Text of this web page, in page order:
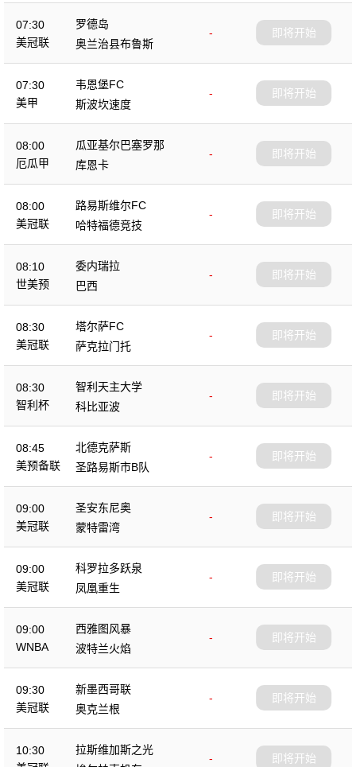
07:30
美冠联
罗德岛
-
奥兰治县布鲁斯
即将开始
07:30
美甲
韦恩堡FC
-
斯波坎速度
即将开始
08:00
厄瓜甲
瓜亚基尔巴塞罗那
-
库恩卡
即将开始
08:00
美冠联
路易斯维尔FC
-
哈特福德竞技
即将开始
08:10
世美预
委内瑞拉
-
巴西
即将开始
08:30
美冠联
塔尔萨FC
-
萨克拉门托
即将开始
08:30
智利杯
智利天主大学
-
科比亚波
即将开始
08:45
美预备联
北德克萨斯
-
圣路易斯市B队
即将开始
09:00
美冠联
圣安东尼奥
-
蒙特雷湾
即将开始
09:00
美冠联
科罗拉多跃泉
-
凤凰重生
即将开始
09:00
WNBA
西雅图风暴
-
波特兰火焰
即将开始
09:30
美冠联
新墨西哥联
-
奥克兰根
即将开始
10:30
拉斯维加斯之光
-
即将开始